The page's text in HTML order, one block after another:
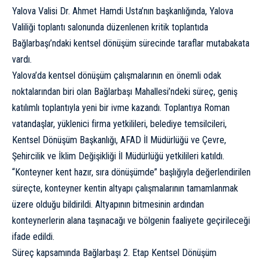
Yalova Valisi Dr. Ahmet Hamdi Usta’nın başkanlığında, Yalova
Valiliği toplantı salonunda düzenlenen kritik toplantıda
Bağlarbaşı’ndaki kentsel dönüşüm sürecinde taraflar mutabakata
vardı.
Yalova’da kentsel dönüşüm çalışmalarının en önemli odak
noktalarından biri olan Bağlarbaşı Mahallesi’ndeki süreç, geniş
katılımlı toplantıyla yeni bir ivme kazandı. Toplantıya Roman
vatandaşlar, yüklenici firma yetkilileri, belediye temsilcileri,
Kentsel Dönüşüm Başkanlığı, AFAD İl Müdürlüğü ve Çevre,
Şehircilik ve İklim Değişikliği İl Müdürlüğü yetkilileri katıldı.
“Konteyner kent hazır, sıra dönüşümde” başlığıyla değerlendirilen
süreçte, konteyner kentin altyapı çalışmalarının tamamlanmak
üzere olduğu bildirildi. Altyapının bitmesinin ardından
konteynerlerin alana taşınacağı ve bölgenin faaliyete geçirileceği
ifade edildi.
Süreç kapsamında Bağlarbaşı 2. Etap Kentsel Dönüşüm